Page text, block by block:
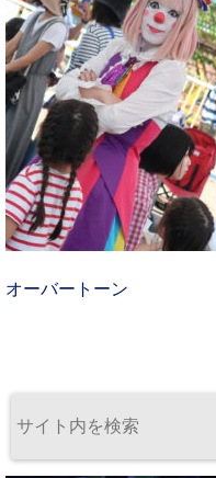
オーバートーン